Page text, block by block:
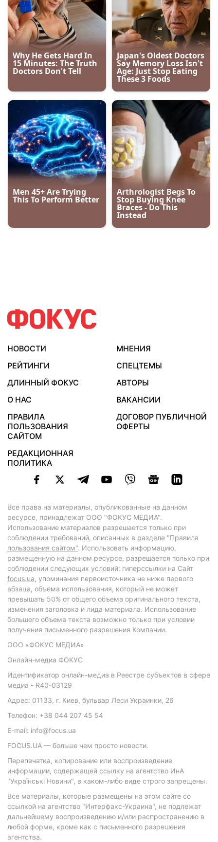
НОВОСТИ
МНЕНИЯ
РЕЙТИНГИ
СПЕЦТЕМЫ
ДЛИННЫЙ ФОКУС
АВТОРЫ
О НАС
ВАКАНСИИ
ПРАВИЛА
ПОЛЬЗОВАНИЯ
САЙТОМ
ДОГОВОР ПУБЛИЧНОЙ
ОФЕРТЫ
РЕДАКЦИОННАЯ
ПОЛИТИКА
Все права на материалы, опубликованные на данном
ресурсе, принадлежат ООО "ФОКУС МЕДИА".
Использование материалов разрешается только при
соблюдении требований, описанных в разделе "Правила
пользования сайтом". Использовать информацию,
размещенную на данном ресурсе, разрешается только при
соблюдении следующих условий: гиперссылки на Сайт
focus.ua, упоминания первоисточника не ниже первого
абзаца, объема использования, который не может
превышать 50% от общего объема оригинального текста,
изменения заголовка и лида материала. Использование
большего объема текста возможно только при условии
получения письменного разрешения Компании.
ООО «ФОКУС МЕДИА»
Онлайн-медиа ФОКУС
Идентификатор онлайн-медиа в Реестре субъектов в сфере
медиа - R40-03129
Адрес: 01133, г. Киев, бульвар Леси Украинки, 26
Телефон: +38 044 207 45 54
E-mail: info@focus.ua
FOCUS.UA — больше чем просто новости.
Перепечатка, копирование или воспроизведение
информации, содержащей ссылку на агентство ИнА
"Українські Новини", в каком-либо виде строго запрещены.
Все материалы, которые размещены на этом сайте со
ссылкой на агентство "Интерфакс-Украина", не подлежат
дальнейшему воспроизведению и/или распространению в
любой форме, кроме как с письменного разрешения
агентства.